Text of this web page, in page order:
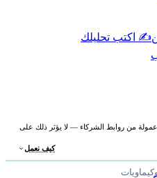
✍️ اكتب تحليلك
من روابط الشركاء — لا يؤثر ذلك على
كيف نعمل